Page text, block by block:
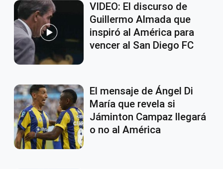
VIDEO: El discurso de
Guillermo Almada que
inspiró al América para
vencer al San Diego FC
El mensaje de Ángel Di
María que revela si
Jáminton Campaz llegará
o no al América